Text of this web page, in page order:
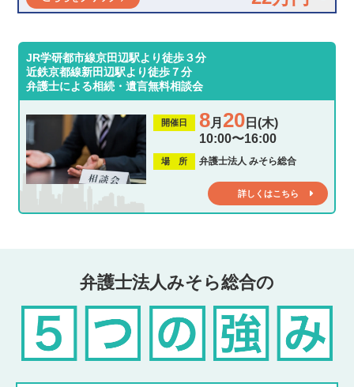
JR学研都市線京田辺駅より徒歩３分
近鉄京都線新田辺駅より徒歩７分
弁護士による相続・遺言無料相談会
開催日 8月 20日(木)
10:00〜16:00
場 所 弁護士法人 みそら総合
詳しくはこちら
弁護士法人みそら総合の